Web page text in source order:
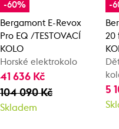
-60%
Bergamont E-Revox
Pro EQ /TESTOVACÍ
KOLO
Horské elektrokolo
41 636 Kč
104 090 Kč
Skladem
-
20
5